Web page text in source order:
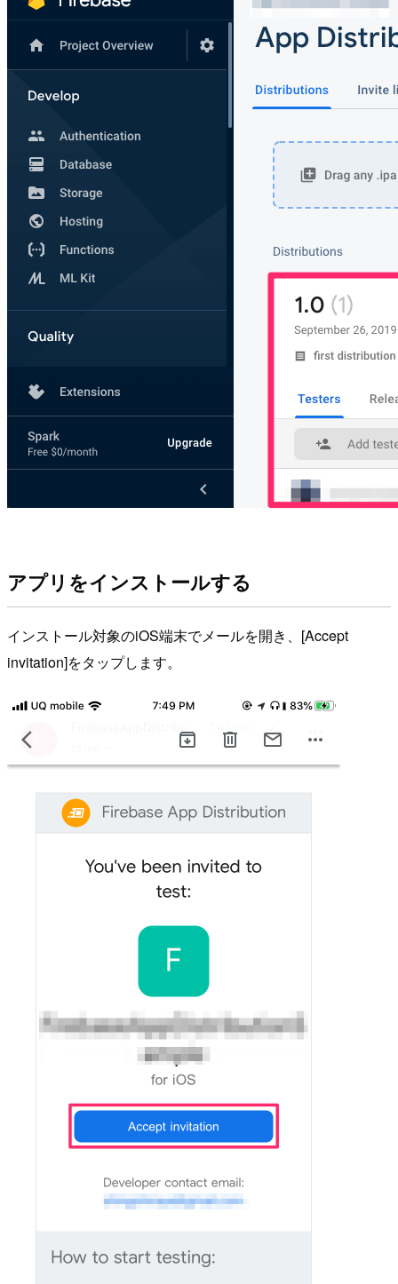
アプリをインストールする
インストール対象のiOS端末でメールを開き、[Accept
invitation]をタップします。